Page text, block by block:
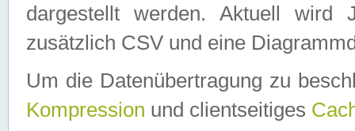
dargestellt werden. Aktuell wird
zusätzlich CSV und eine
Um die Datenübertragung zu
Kompression und clientseitiges